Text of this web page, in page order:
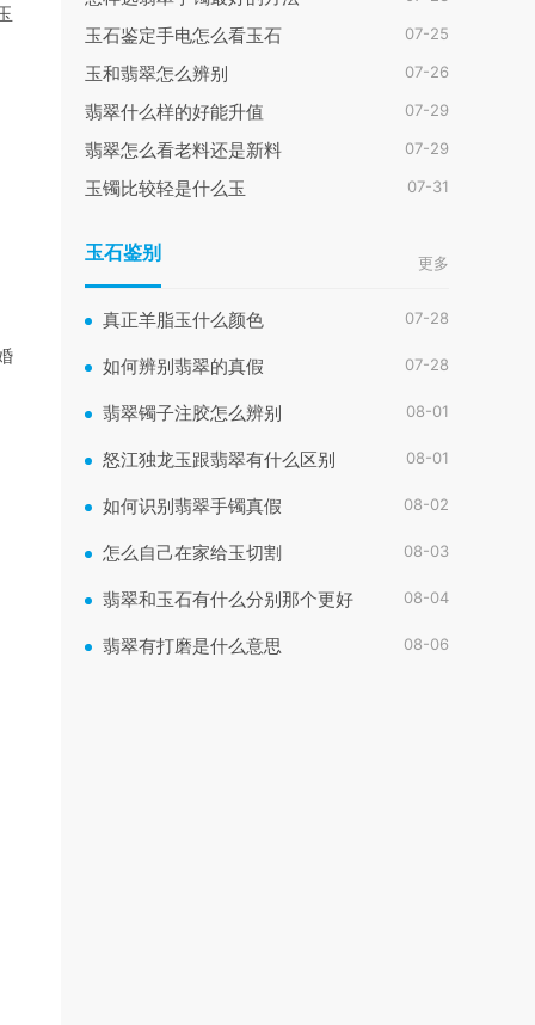
玉石鉴定手电怎么看玉石 07-25
玉和翡翠怎么辨别 07-26
翡翠什么样的好能升值 07-29
翡翠怎么看老料还是新料 07-29
玉镯比较轻是什么玉 07-31
玉石鉴别 更多
真正羊脂玉什么颜色 07-28
如何辨别翡翠的真假 07-28
翡翠镯子注胶怎么辨别 08-01
怒江独龙玉跟翡翠有什么区别 08-01
如何识别翡翠手镯真假 08-02
怎么自己在家给玉切割 08-03
翡翠和玉石有什么分别那个更好 08-04
翡翠有打磨是什么意思 08-06